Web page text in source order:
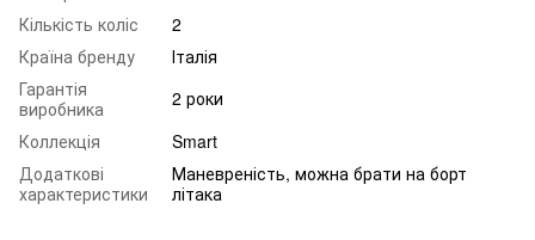
Кількість коліс
2
Країна бренду
Італія
Гарантія
виробника
2 роки
Коллекція
Smart
Додаткові
характеристики
Маневреність, можна брати на борт
літака